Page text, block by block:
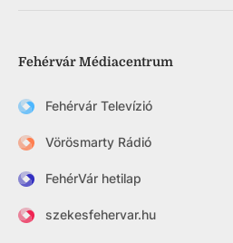
Fehérvár Médiacentrum
Fehérvár Televízió
Vörösmarty Rádió
FehérVár hetilap
szekesfehervar.hu